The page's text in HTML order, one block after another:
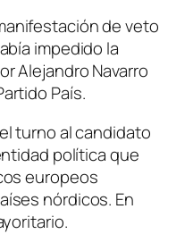
de veto
impedido la
Alejandro Navarro
País.
turno al candidato
política que
europeos
nórdicos. En